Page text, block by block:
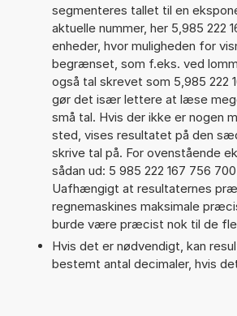
segmenteres tallet til en
aktuelle nummer, her 5,985 222
enheder, hvor muligheden for
begrænset, som f.eks. ved
også tal skrevet som 5,985 222
gør det især lettere at læse
små tal. Hvis der ikke er nogen
sted, vises resultatet på den
skrive tal på. For ovenstående
sådan ud: 5 985 222 167 756
Uafhængigt at resultaternes
regnemaskines maksimale
burde være præcist nok til de
Hvis det er nødvendigt, kan
bestemt antal decimaler, hvis